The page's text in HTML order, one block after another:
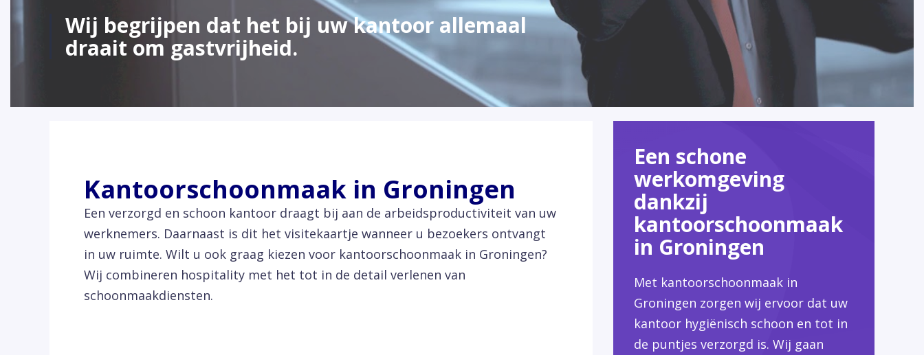
Wij begrijpen dat het bij uw kantoor allemaal
draait om gastvrijheid.
Kantoorschoonmaak in Groningen
Een verzorgd en schoon kantoor draagt bij aan de arbeidsproductiviteit van uw
werknemers. Daarnaast is dit het visitekaartje wanneer u bezoekers ontvangt
in uw ruimte. Wilt u ook graag kiezen voor kantoorschoonmaak in Groningen?
Wij combineren hospitality met het tot in de detail verlenen van
schoonmaakdiensten.
Een schone
werkomgeving
dankzij
kantoorschoonmaak
in Groningen
Met kantoorschoonmaak in
Groningen zorgen wij ervoor dat uw
kantoor hygiënisch schoon en tot in
de puntjes verzorgd is. Wij gaan